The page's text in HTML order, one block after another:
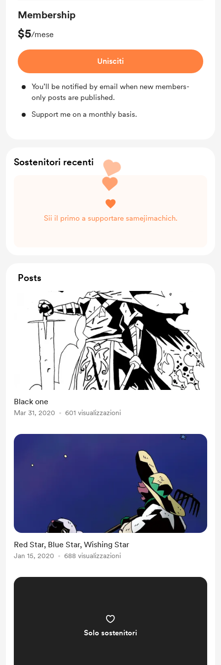
Membership
$5/mese
Unisciti
You’ll be notified by email when new members-
only posts are published.
Support me on a monthly basis.
Sostenitori recenti
Sii il primo a supportare samejimachich.
Posts
Black one
Mar 31, 2020 601 visualizzazioni
Red Star, Blue Star, Wishing Star
Jan 15, 2020 688 visualizzazioni
Solo sostenitori